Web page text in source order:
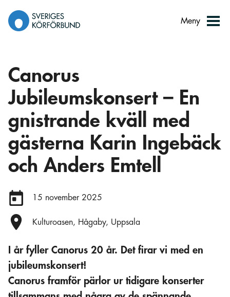
innehåll
Meny
Canorus
Jubileumskonsert – En
gnistrande kväll med
gästerna Karin Ingebäck
och Anders Emtell
Datum:
15 november 2025
Plats:
Kulturoasen, Hågaby, Uppsala
I år fyller Canorus 20 år. Det firar vi med en
jubileumskonsert!
Canorus framför pärlor ur tidigare konserter